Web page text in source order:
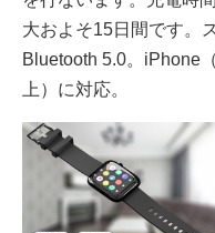
大およそ15日間です。
Bluetooth 5.0。iPhone
上）に対応。